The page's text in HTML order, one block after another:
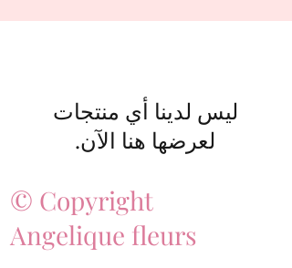
لعرضها هنا الآن.
© Copyright
Angelique fleurs